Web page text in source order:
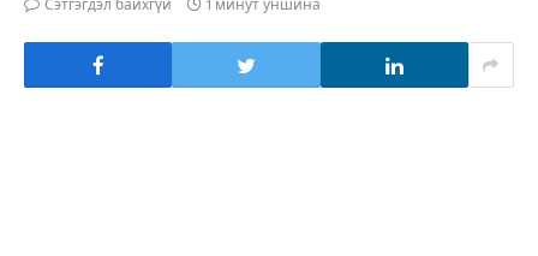
Сэтгэгдэл байхгүй
1 минут уншина